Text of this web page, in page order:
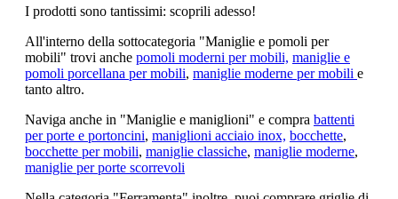
I prodotti sono tantissimi: scoprili adesso!
All'interno della sottocategoria "Maniglie e pomoli per
mobili" trovi anche pomoli moderni per mobili, maniglie e
pomoli porcellana per mobili, maniglie moderne per mobili e
tanto altro.
Naviga anche in "Maniglie e maniglioni" e compra battenti
per porte e portoncini, maniglioni acciaio inox, bocchette,
bocchette per mobili, maniglie classiche, maniglie moderne,
maniglie per porte scorrevoli